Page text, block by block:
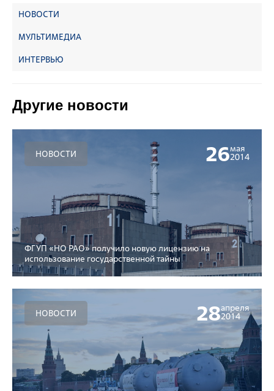
НОВОСТИ
МУЛЬТИМЕДИА
ИНТЕРВЬЮ
Другие новости
НОВОСТИ 26мая
2014
ФГУП «НО РАО» получило новую лицензию на
использование государственной тайны
НОВОСТИ 28апреля
2014